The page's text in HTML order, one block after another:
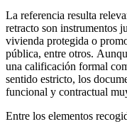
La referencia resulta
retracto son instrumentos
vivienda protegida o
pública, entre otros.
una calificación formal
sentido estricto, los
funcional y contractual
Entre los elementos